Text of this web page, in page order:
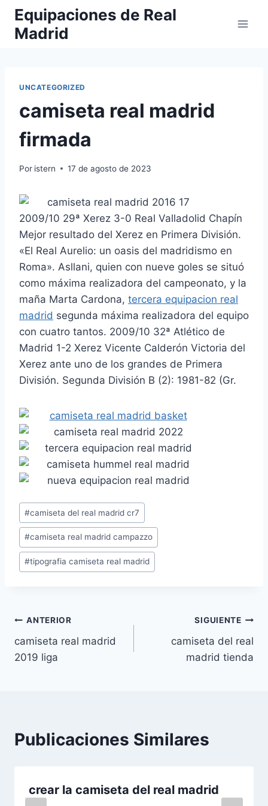
Saltar
contenido
Equipaciones de Real
Madrid
UNCATEGORIZED
camiseta real madrid
firmada
Por istern 17 de agosto de 2023
2009/10 29ª Xerez 3-0 Real Valladolid Chapín
Mejor resultado del Xerez en Primera División.
«El Real Aurelio: un oasis del madridismo en
Roma». Asllani, quien con nueve goles se situó
como máxima realizadora del campeonato, y la
maña Marta Cardona, tercera equipacion real
madrid segunda máxima realizadora del equipo
con cuatro tantos. 2009/10 32ª Atlético de
Madrid 1-2 Xerez Vicente Calderón Victoria del
Xerez ante uno de los grandes de Primera
División. Segunda División B (2): 1981-82 (Gr.
Etiquetas
de
la
entrada:
#camiseta del real madrid cr7
#camiseta real madrid campazzo
#tipografia camiseta real madrid
Navegación
de
ANTERIOR
camiseta real madrid
2019 liga
SIGUIENTE
camiseta del real
madrid tienda
Publicaciones Similares
crear la camiseta del real madrid